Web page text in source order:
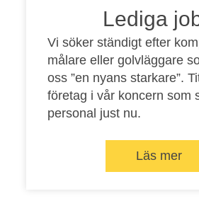
Lediga
Vi söker ständigt efter
målare eller golvläggare
oss ”en nyans starkare”.
företag i vår koncern som
personal just nu.
Läs mer